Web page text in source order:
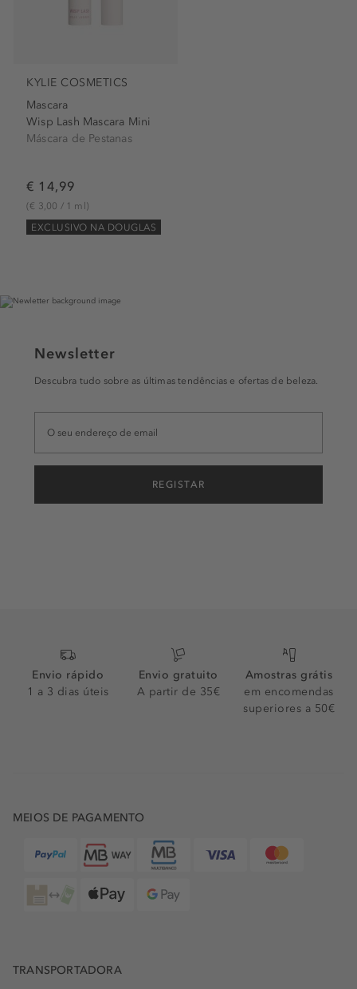
KYLIE COSMETICS
Mascara
Wisp Lash Mascara Mini
Máscara de Pestanas
€ 14,99
(€ 3,00 / 1 ml)
EXCLUSIVO NA DOUGLAS
Newsletter
Descubra tudo sobre as últimas tendências e ofertas de beleza.
REGISTAR
Envio rápido
1 a 3 dias úteis
Envio gratuito
A partir de 35€
Amostras grátis
em encomendas
superiores a 50€
MEIOS DE PAGAMENTO
TRANSPORTADORA